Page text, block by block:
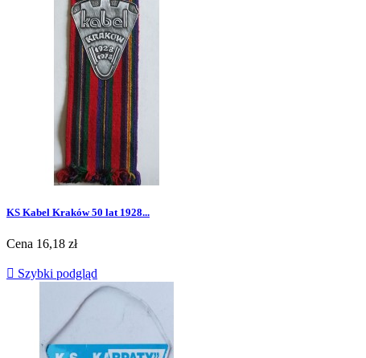
KS Kabel Kraków 50 lat 1928...
Cena 16,18 zł
 Szybki podgląd